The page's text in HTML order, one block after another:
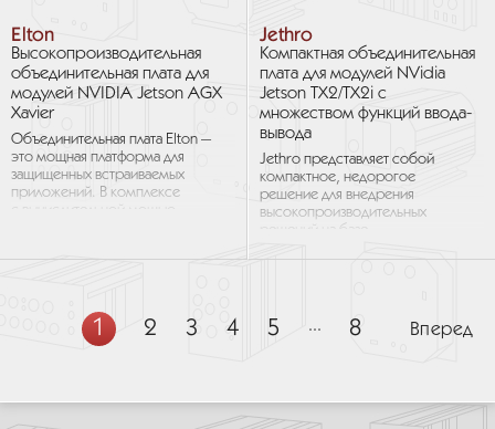
Elton
Высокопроизводительная
объединительная плата для
модулей NVIDIA Jetson AGX
Xavier
Объединительная плата Elton —
это мощная платформа для
защищенных встраиваемых
приложений. В комплексе
Jethro
Компактная объединительная
плата для модулей NVidia
Jetson TX2/TX2i с
множеством функций ввода-
вывода
Jethro представляет собой
компактное, недорогое
решение для внедрения
высокопроизводительных
решений на базе
1 2 3 4 5 ... 8 Вперед